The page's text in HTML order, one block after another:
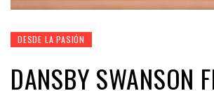
DESDE LA PASIÓN
DANSBY SWANSON